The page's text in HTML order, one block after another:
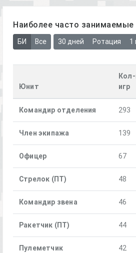
Наиболее часто
БИ Все 30 дней Ротация 1
Юнит
игр
Командир отделения 293
Член экипажа 139
Офицер 67
Стрелок (ПТ) 48
Командир звена 46
Ракетчик (ПТ) 44
Пулеметчик 42